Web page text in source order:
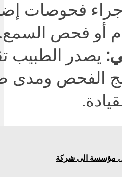
فحوصات
أو فحص
يصدر الطبيب
الفحص ومدى
مؤسسة الى شركة